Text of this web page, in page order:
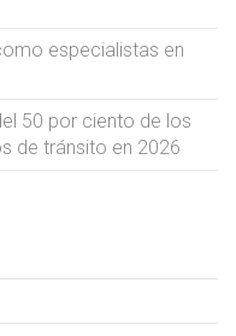
especialistas en
50 por ciento de los
de tránsito en 2026